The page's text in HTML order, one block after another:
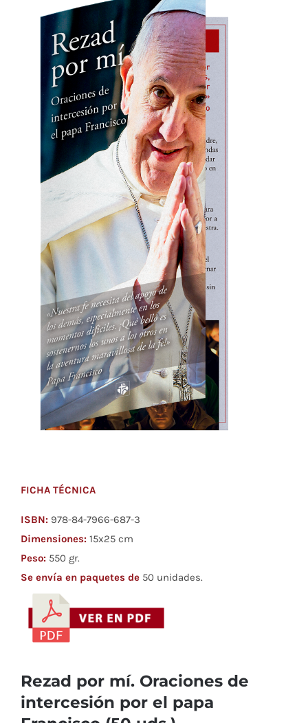
FICHA TÉCNICA
ISBN: 978-84-7966-687-3
Dimensiones: 15x25 cm
Peso: 550 gr.
Se envía en paquetes de 50 unidades.
Rezad por mí. Oraciones de
intercesión por el papa